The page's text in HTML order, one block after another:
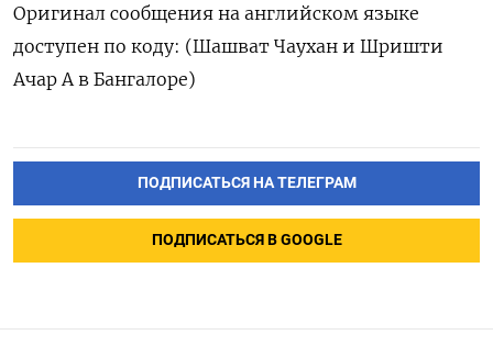
Оригинал сообщения на английском языке
доступен по коду: (Шашват Чаухан и Шришти
Ачар А в Бангалоре)
ПОДПИСАТЬСЯ НА ТЕЛЕГРАМ
ПОДПИСАТЬСЯ В GOOGLE